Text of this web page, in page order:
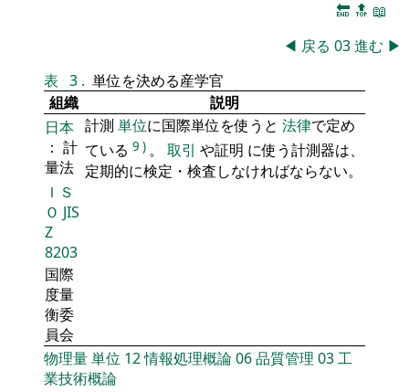
🔚 🔝 📖
◀ 戻る 03進む ▶
表 3 . 単位を決める産学官
組織
説明
日本
： 計
量法
計測 単位に国際単位を使うと 法律で定め
ている 9 ) 。 取引 や証明 に使う計測器は、
定期的に検定・検査しなければならない。
ＩＳ
Ｏ JIS
Z
8203
国際
度量
衡委
員会
物理量単位 12情報処理概論06品質管理 03工
業技術概論